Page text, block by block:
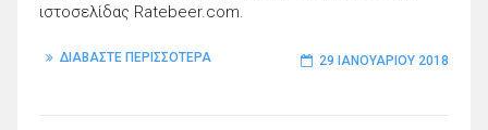
ιστοσελίδας Ratebeer.com.
ΔΙΑΒΑΣΤΕ ΠΕΡΙΣΣΟΤΕΡΑ 29 ΙΑΝΟΥΑΡΊΟΥ 2018